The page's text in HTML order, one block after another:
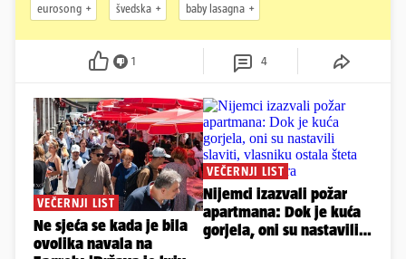
eurosong švedska baby lasagna
1 4